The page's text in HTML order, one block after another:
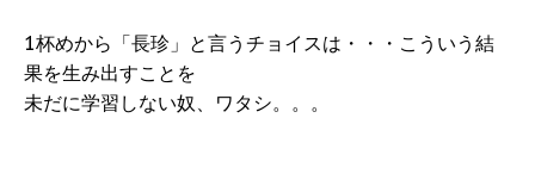
1杯めから「長珍」と言うチョイスは・・・こういう結
果を生み出すことを
未だに学習しない奴、ワタシ。。。